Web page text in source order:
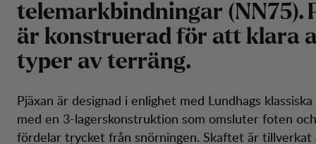
telemarkbindningar (NN75).
är konstruerad för att klara
typer av terräng.
Pjäxan är designad i enlighet med Lundhags
med en 3-lagerskonstruktion som omsluter foten
fördelar trycket från snörningen. Skaftet är tillverkat